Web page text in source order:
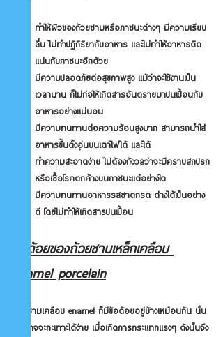
ทำให้ผิวของถ้วยชามหรือภาชนะต่างๆ มีความเรียบ
ลื่น ไม่ทำปฏิกิริยากับอาหาร และไม่ทำให้อาหารติด
แน่นกับภาชนะอีกด้วย
มีความปลอดภัยต่อสุขภาพสูง แม้ว่าจะใช้งานเป็น
เวลานาน ก็ไม่ก่อให้เกิดสารอันตรายมาปนเปื้อนกับ
อาหารอย่างแน่นอน
มีความทนทานต่อความร้อนสูงมาก สามารถนำใส่
อาหารขึ้นตั้งอุ่นบนเตาไฟได้ และได้
ทำความสะอาดง่าย ไม่ต้องกังวลว่าจะมีคราบสกปรก
หรือเชื้อโรคตกค้างบนภาชนะแต่อย่างใด
มีความทนทานอาหารรสชาดกรด ด่างได้เป็นอย่าง
ดี โดยไม่ทำให้เกิดสารปนเปื้อน
ข้อด้อยของถ้วยชามเหล็กเคลือบ
enamel porcelain
ถ้วยชามเคลือบ enamel ก็มีข้อด้อยอยู่บ้างเหมือนกัน นั่น
คืออาจจะกะเทาะได้ง่าย เมื่อเกิดการกระแทกแรงๆ ดังนั้นจึง